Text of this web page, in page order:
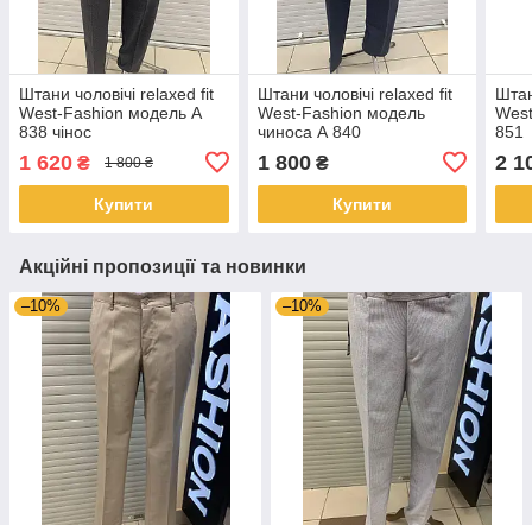
Штани чоловічі relaxed fit
West-Fashion модель А
838 чінос
1 620 ₴ 1 800 ₴
Купити
Штани чоловічі relaxed fit
West-Fashion модель
чиноса А 840
1 800₴
Купити
851
2
Акційні пропозиції та новинки
–10% –10%